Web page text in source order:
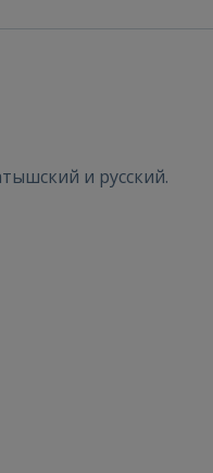
и русский.